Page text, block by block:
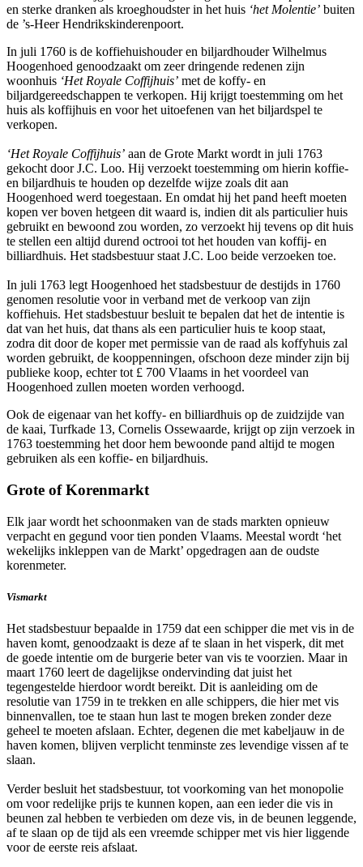
en sterke dranken als kroeghoudster in het huis ‘het Molentie’ buiten
de ’s-Heer Hendrikskinderenpoort.
In juli 1760 is de koffiehuishouder en biljardhouder Wilhelmus
Hoogenhoed genoodzaakt om zeer dringende redenen zijn
woonhuis ‘Het Royale Coffijhuis’ met de koffy- en
biljardgereedschappen te verkopen. Hij krijgt toestemming om het
huis als koffijhuis en voor het uitoefenen van het biljardspel te
verkopen.
‘Het Royale Coffijhuis’ aan de Grote Markt wordt in juli 1763
gekocht door J.C. Loo. Hij verzoekt toestemming om hierin koffie-
en biljardhuis te houden op dezelfde wijze zoals dit aan
Hoogenhoed werd toegestaan. En omdat hij het pand heeft moeten
kopen ver boven hetgeen dit waard is, indien dit als particulier huis
gebruikt en bewoond zou worden, zo verzoekt hij tevens op dit huis
te stellen een altijd durend octrooi tot het houden van koffij- en
billiardhuis. Het stadsbestuur staat J.C. Loo beide verzoeken toe.
In juli 1763 legt Hoogenhoed het stadsbestuur de destijds in 1760
genomen resolutie voor in verband met de verkoop van zijn
koffiehuis. Het stadsbestuur besluit te bepalen dat het de intentie is
dat van het huis, dat thans als een particulier huis te koop staat,
zodra dit door de koper met permissie van de raad als koffyhuis zal
worden gebruikt, de kooppenningen, ofschoon deze minder zijn bij
publieke koop, echter tot £ 700 Vlaams in het voordeel van
Hoogenhoed zullen moeten worden verhoogd.
Ook de eigenaar van het koffy- en billiardhuis op de zuidzijde van
de kaai, Turfkade 13, Cornelis Ossewaarde, krijgt op zijn verzoek in
1763 toestemming het door hem bewoonde pand altijd te mogen
gebruiken als een koffie- en biljardhuis.
Grote of Korenmarkt
Elk jaar wordt het schoonmaken van de stads markten opnieuw
verpacht en gegund voor tien ponden Vlaams. Meestal wordt ‘het
wekelijks inkleppen van de Markt’ opgedragen aan de oudste
korenmeter.
Vismarkt
Het stadsbestuur bepaalde in 1759 dat een schipper die met vis in de
haven komt, genoodzaakt is deze af te slaan in het visperk, dit met
de goede intentie om de burgerie beter van vis te voorzien. Maar in
maart 1760 leert de dagelijkse ondervinding dat juist het
tegengestelde hierdoor wordt bereikt. Dit is aanleiding om de
resolutie van 1759 in te trekken en alle schippers, die hier met vis
binnenvallen, toe te staan hun last te mogen breken zonder deze
geheel te moeten afslaan. Echter, degenen die met kabeljauw in de
haven komen, blijven verplicht tenminste zes levendige vissen af te
slaan.
Verder besluit het stadsbestuur, tot voorkoming van het monopolie
om voor redelijke prijs te kunnen kopen, aan een ieder die vis in
beunen zal hebben te verbieden om deze vis, in de beunen leggende,
af te slaan op de tijd als een vreemde schipper met vis hier liggende
voor de eerste reis afslaat.